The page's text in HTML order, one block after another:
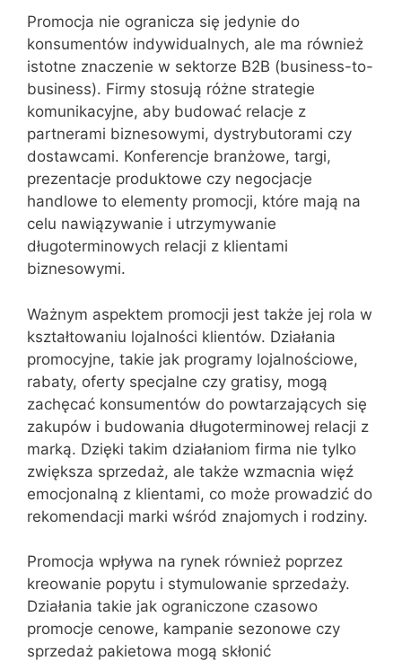
Promocja nie ogranicza się jedynie do
konsumentów indywidualnych, ale ma również
istotne znaczenie w sektorze B2B (business-to-
business). Firmy stosują różne strategie
komunikacyjne, aby budować relacje z
partnerami biznesowymi, dystrybutorami czy
dostawcami. Konferencje branżowe, targi,
prezentacje produktowe czy negocjacje
handlowe to elementy promocji, które mają na
celu nawiązywanie i utrzymywanie
długoterminowych relacji z klientami
biznesowymi.
Ważnym aspektem promocji jest także jej rola w
kształtowaniu lojalności klientów. Działania
promocyjne, takie jak programy lojalnościowe,
rabaty, oferty specjalne czy gratisy, mogą
zachęcać konsumentów do powtarzających się
zakupów i budowania długoterminowej relacji z
marką. Dzięki takim działaniom firma nie tylko
zwiększa sprzedaż, ale także wzmacnia więź
emocjonalną z klientami, co może prowadzić do
rekomendacji marki wśród znajomych i rodziny.
Promocja wpływa na rynek również poprzez
kreowanie popytu i stymulowanie sprzedaży.
Działania takie jak ograniczone czasowo
promocje cenowe, kampanie sezonowe czy
sprzedaż pakietowa mogą skłonić